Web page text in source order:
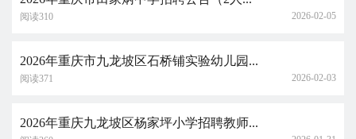
阅读310 2026-02-05
2026年重庆市九龙坡区石桥铺实验幼儿园...
阅读371 2026-02-03
2026年重庆九龙坡区杨家坪小学招聘教师...